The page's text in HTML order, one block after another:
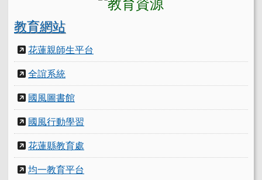
教育網站
花蓮親師生平台
全誼系統
國風圖書館
國風行動學習
花蓮縣教育處
均一教育平台